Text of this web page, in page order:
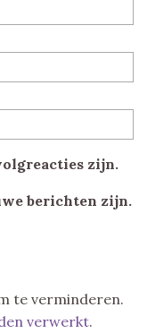
zijn.
berichten zijn.
te verminderen.
verwerkt.